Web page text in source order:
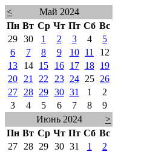
<
Май 2024
Пн Вт Ср Чт Пт Сб Вс
29 30 1 2 3 4
5
6
7 8 9 10 11
12
13
14 15 16 17 18
19
20
21 22 23 24 25
26
27
28 29 30 31 1
2
3
4 5 6 7 8
9
Июнь 2024
>
Пн Вт Ср Чт Пт Сб Вс
27
28 29 30 31 1
2